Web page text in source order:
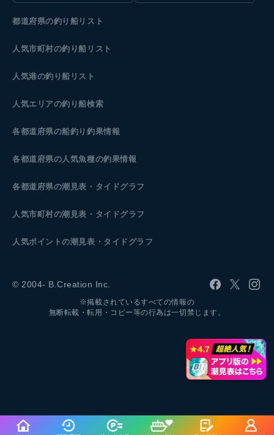
都道府県の釣り船リスト
人気市町村の釣り船リスト
人気港の釣り船リスト
人気エリアの釣り船検索
各都道府県の船釣り釣果情報
各都道府県の人気魚種の釣果情報
各都道府県の潮見表 ・タイドグラフ
人気市町村の潮見表・タイドグラフ
人気ポイントの潮見表・タイドグラフ
© 2004- B.Creation Inc.
※掲載されているすべての情報の
無断転載・転用・コピー等の行為は一切禁じます。